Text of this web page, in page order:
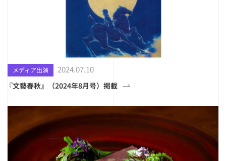
メディア出演 2024.07.10
『文藝春秋』（2024年8月号）掲載